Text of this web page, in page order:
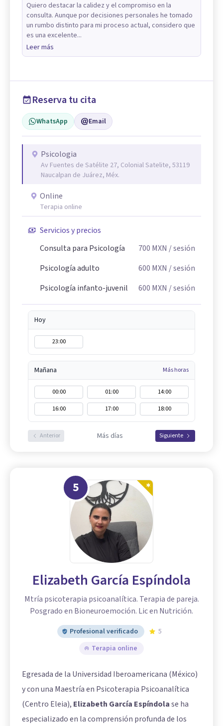
Quiero destacar la calidez y el compromiso en la
consulta. Aunque por decisiones personales he tomado
un rumbo distinto para mi proceso actual, considero que
es una excelente...
Leer más
Reserva tu cita
WhatsApp Email
Psicologia
Av Fuentes de Satélite 27, Colonial Satelite, 53119
Naucalpan de Juárez, Méx.
Online
Terapia online
Servicios y precios
Consulta para Psicología
700 MXN / sesión
Psicología adulto
600 MXN / sesión
Psicología infanto-juvenil
600 MXN / sesión
Hoy
23:00
Mañana Más horas
00:00 01:00
14:00
16:00
17:00 18:00
Anterior Más días Siguiente
5
Elizabeth García Espíndola
Mtría psicoterapia psicoanalítica. Terapia de pareja.
Posgrado en Bioneuroemoción. Lic en Nutrición.
Profesional verificado
5
Terapia online
Egresada de la Universidad Iberoamericana (México)
y con una Maestría en Psicoterapia Psicoanalítica
(Centro Eleia), Elizabeth García Espíndolase ha
especializado en la comprensión profunda de los